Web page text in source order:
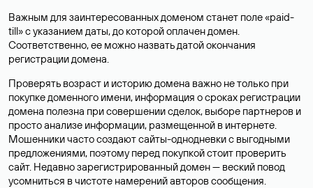
Важным для заинтересованных доменом станет поле «paid-
till» с указанием даты, до которой оплачен домен.
Соответственно, ее можно назвать датой окончания
регистрации домена.
Проверять возраст и историю домена важно не только при
покупке доменного имени, информация о сроках регистрации
домена полезна при совершении сделок, выборе партнеров и
просто анализе информации, размещенной в интернете.
Мошенники часто создают сайты-однодневки с выгодными
предложениями, поэтому перед покупкой стоит проверить
сайт. Недавно зарегистрированный домен — веский повод
усомниться в чистоте намерений авторов сообщения.